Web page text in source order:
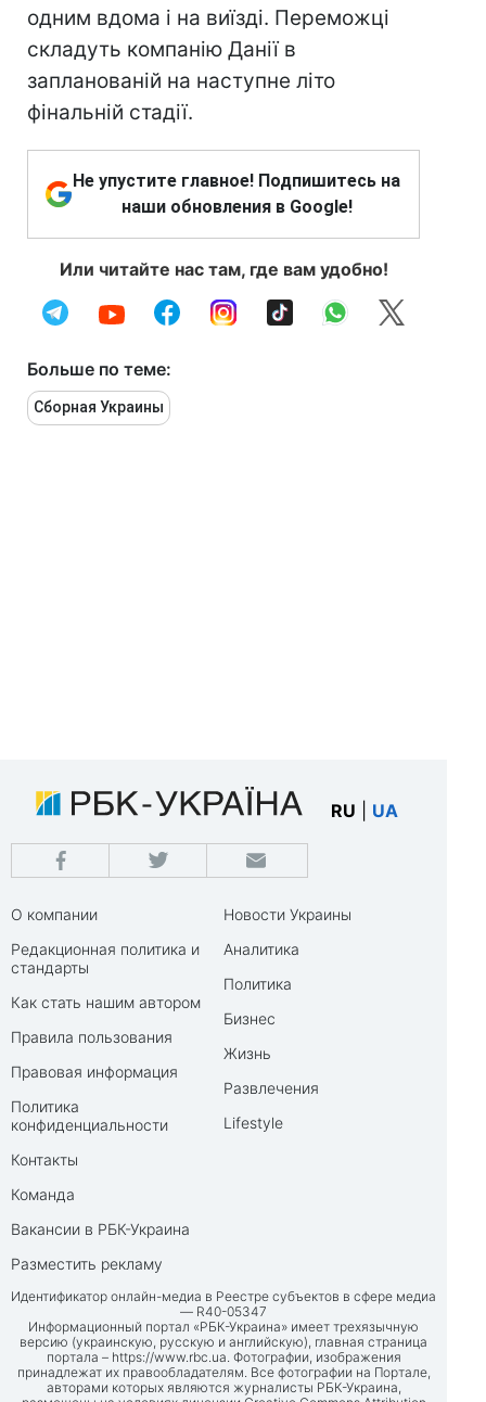
одним вдома і на виїзді. Переможці
складуть компанію Данії в
запланованій на наступне літо
фінальній стадії.
Не упустите главное! Подпишитесь на
наши обновления в Google!
Или читайте нас там, где вам удобно!
Больше по теме:
Сборная Украины
RU UA
О компании
Редакционная политика и
стандарты
Как стать нашим автором
Правила пользования
Правовая информация
Политика
конфиденциальности
Контакты
Команда
Вакансии в РБК-Украина
Разместить рекламу
Новости Украины
Аналитика
Политика
Бизнес
Жизнь
Развлечения
Lifestyle
Идентификатор онлайн-медиа в Реестре субъектов в сфере медиа
— R40-05347
Информационный портал «РБК-Украина» имеет трехязычную
версию (украинскую, русскую и английскую), главная страница
портала – https://www.rbc.ua. Фотографии, изображения
принадлежат их правообладателям. Все фотографии на Портале,
авторами которых являются журналисты РБК-Украина,